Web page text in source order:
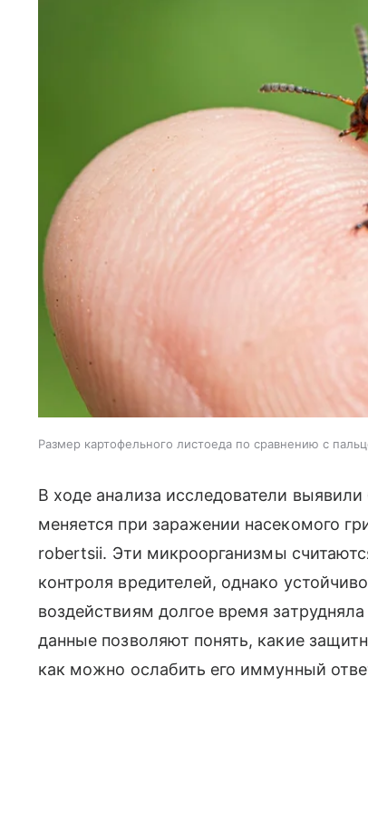
Размер картофельного листоеда по сравнению с
В ходе анализа исследователи
меняется при заражении насекомого
robertsii. Эти микроорганизмы
контроля вредителей, однако
воздействиям долгое время
данные позволяют понять, какие
как можно ослабить его иммунный